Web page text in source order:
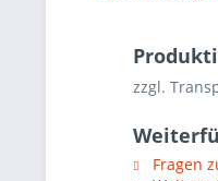
zzgl.
Fragen